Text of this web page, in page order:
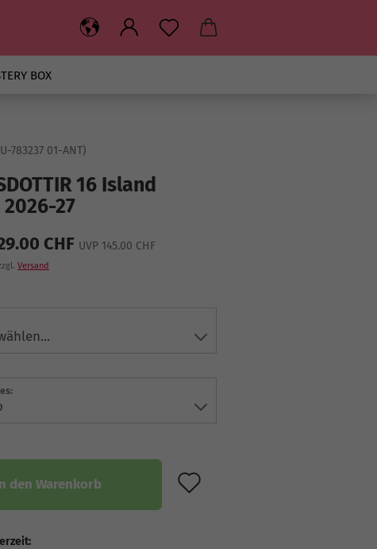
BOX
783237 01-ANT)
16 Island
27
CHF UVP 145.00 CHF
Versand
den Warenkorb